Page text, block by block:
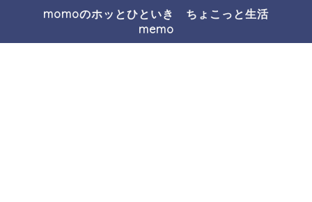
momoのホッとひといき ちょこっと生活
memo